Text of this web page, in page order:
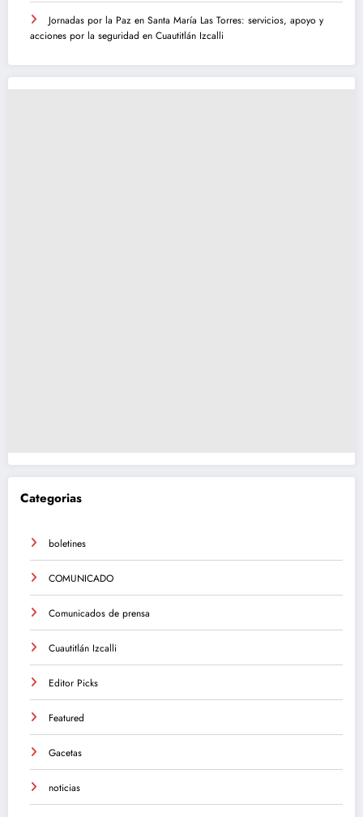
Jornadas por la Paz en Santa María Las Torres: servicios, apoyo y
acciones por la seguridad en Cuautitlán Izcalli
Categorias
boletines
COMUNICADO
Comunicados de prensa
Cuautitlán Izcalli
Editor Picks
Featured
Gacetas
noticias